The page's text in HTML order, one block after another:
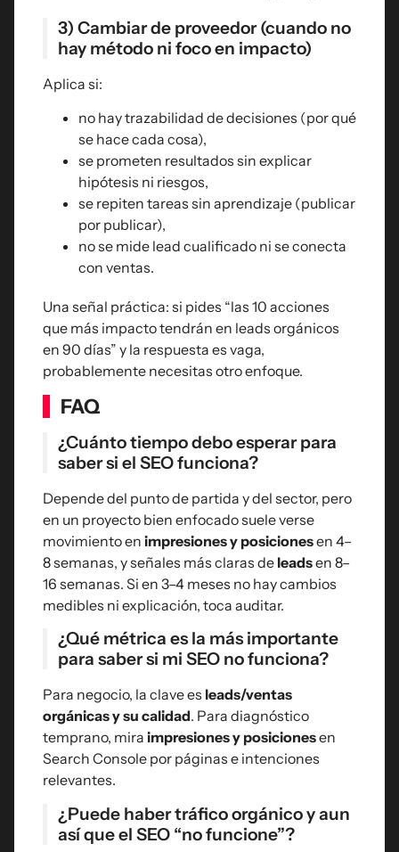
3) Cambiar de proveedor (cuando no
hay método ni foco en impacto)
Aplica si:
no hay trazabilidad de decisiones (por qué
se hace cada cosa),
se prometen resultados sin explicar
hipótesis ni riesgos,
se repiten tareas sin aprendizaje (publicar
por publicar),
no se mide lead cualificado ni se conecta
con ventas.
Una señal práctica: si pides “las 10 acciones
que más impacto tendrán en leads orgánicos
en 90 días” y la respuesta es vaga,
probablemente necesitas otro enfoque.
FAQ
¿Cuánto tiempo debo esperar para
saber si el SEO funciona?
Depende del punto de partida y del sector, pero
en un proyecto bien enfocado suele verse
movimiento en impresiones y posicionesen 4–
8 semanas, y señales más claras de leadsen 8–
16 semanas. Si en 3–4 meses no hay cambios
medibles ni explicación, toca auditar.
¿Qué métrica es la más importante
para saber si mi SEO no funciona?
Para negocio, la clave es leads/ventas
orgánicas y su calidad. Para diagnóstico
temprano, mira impresiones y posicionesen
Search Console por páginas e intenciones
relevantes.
¿Puede haber tráfico orgánico y aun
así que el SEO “no funcione”?